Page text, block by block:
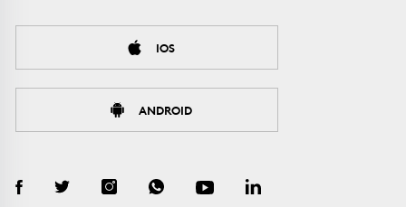
IOS
ANDROID